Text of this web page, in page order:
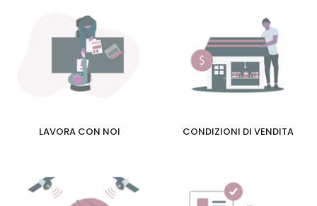
LAVORA CON NOI CONDIZIONI DI VENDITA